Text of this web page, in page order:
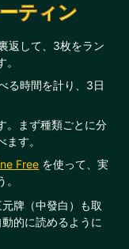
ティン
返して、3枚をラン
る時間を計り、3日
。まず種類ごとに分
す。
Free を使って、実
牌（中發白）も取
的に読めるように